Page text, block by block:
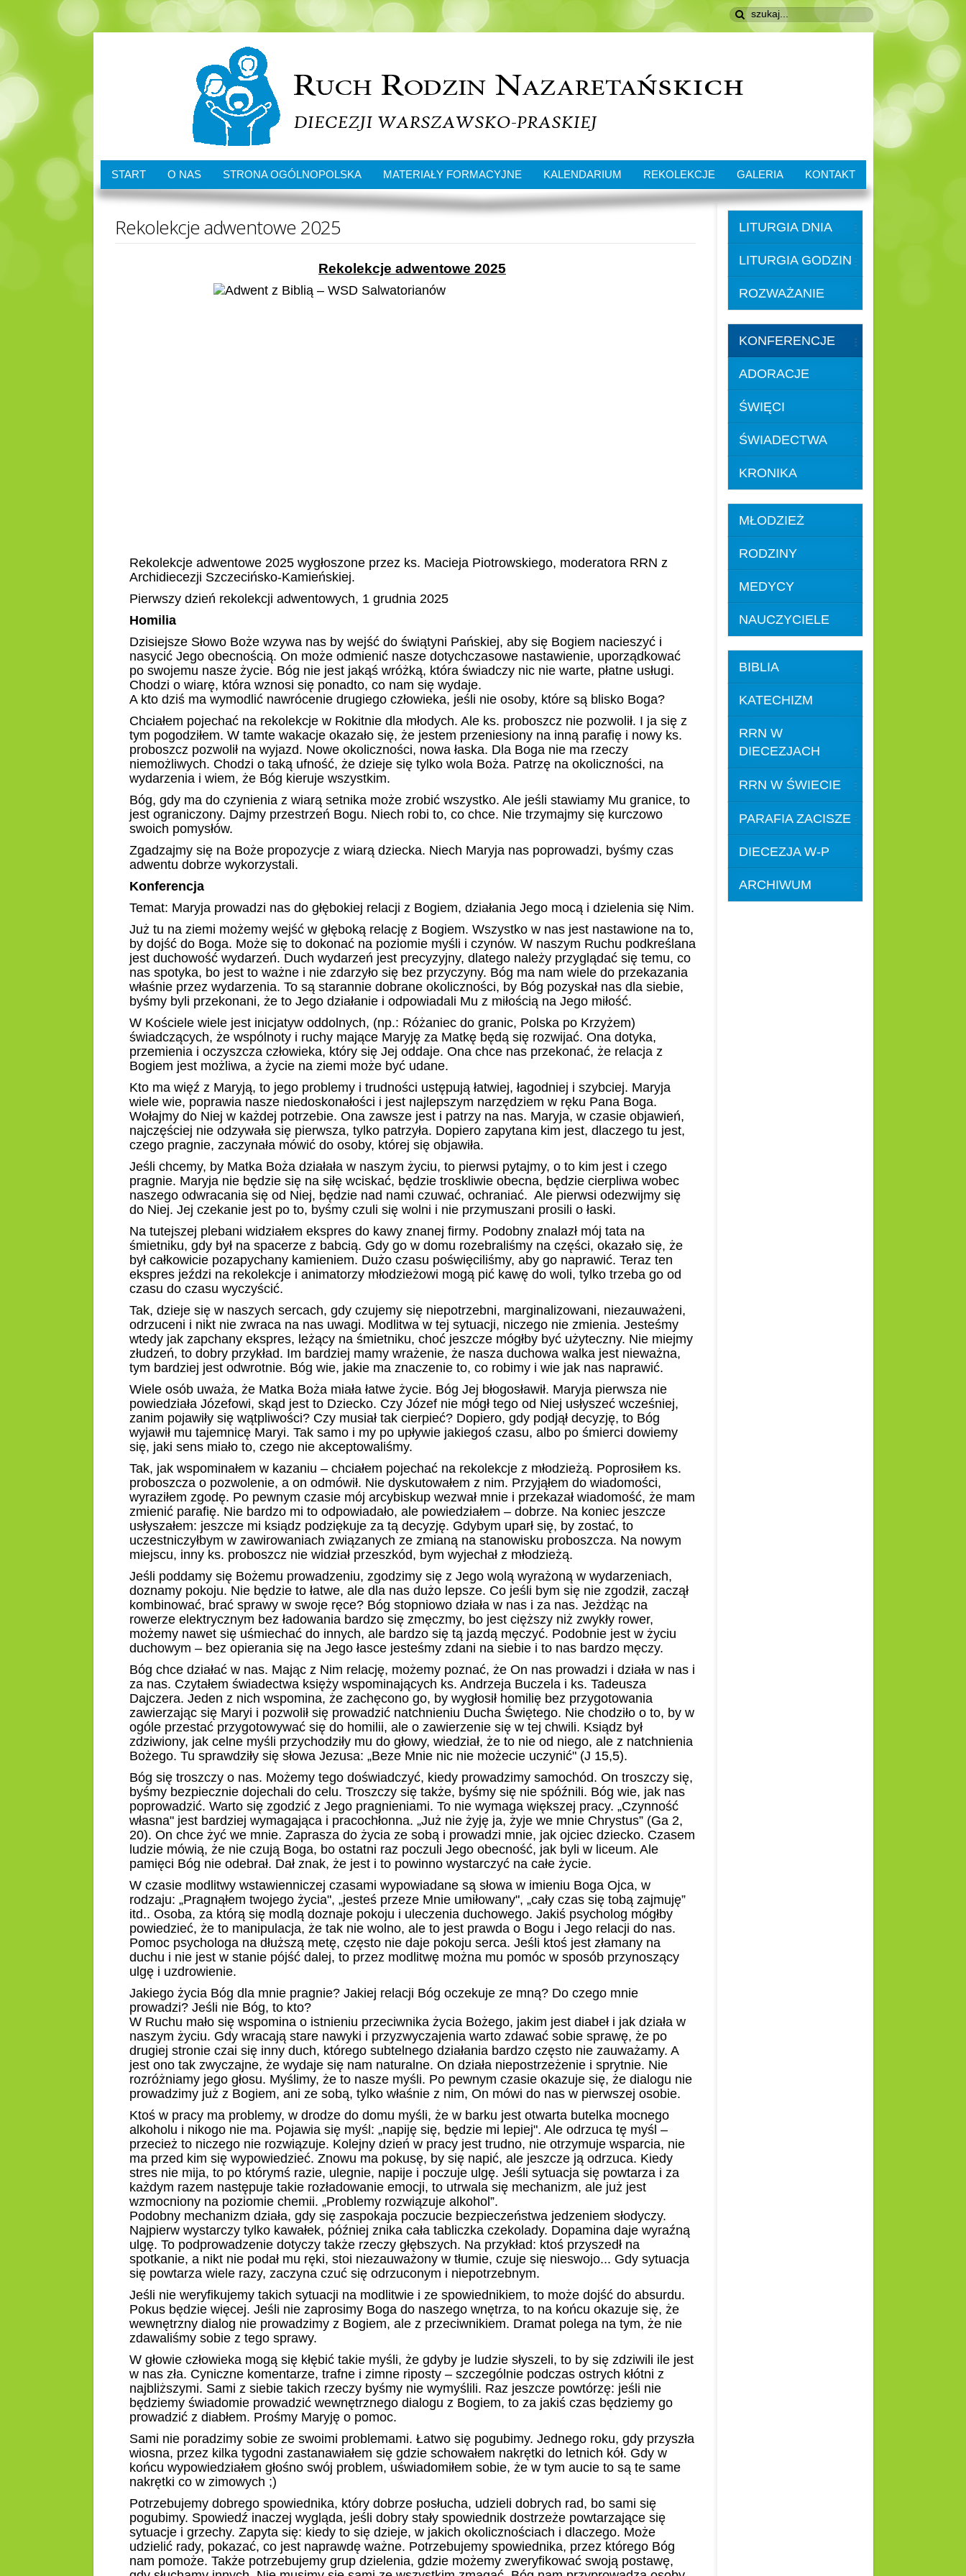
START O NAS STRONA OGÓLNOPOLSKA MATERIAŁY FORMACYJNE KALENDARIUM REKOLEKCJE GALERIA KONTAKT
Rekolekcje adwentowe 2025
Rekolekcje adwentowe 2025
Rekolekcje adwentowe 2025 wygłoszone przez ks. Macieja Piotrowskiego, moderatora RRN z
Archidiecezji Szczecińsko-Kamieńskiej.
Pierwszy dzień rekolekcji adwentowych, 1 grudnia 2025
Homilia
Dzisiejsze Słowo Boże wzywa nas by wejść do świątyni Pańskiej, aby się Bogiem nacieszyć i
nasycić Jego obecnością. On może odmienić nasze dotychczasowe nastawienie, uporządkować
po swojemu nasze życie. Bóg nie jest jakąś wróżką, która świadczy nic nie warte, płatne usługi.
Chodzi o wiarę, która wznosi się ponadto, co nam się wydaje.
A kto dziś ma wymodlić nawrócenie drugiego człowieka, jeśli nie osoby, które są blisko Boga?
Chciałem pojechać na rekolekcje w Rokitnie dla młodych. Ale ks. proboszcz nie pozwolił. I ja się z
tym pogodziłem. W tamte wakacje okazało się, że jestem przeniesiony na inną parafię i nowy ks.
proboszcz pozwolił na wyjazd. Nowe okoliczności, nowa łaska. Dla Boga nie ma rzeczy
niemożliwych. Chodzi o taką ufność, że dzieje się tylko wola Boża. Patrzę na okoliczności, na
wydarzenia i wiem, że Bóg kieruje wszystkim.
Bóg, gdy ma do czynienia z wiarą setnika może zrobić wszystko. Ale jeśli stawiamy Mu granice, to
jest ograniczony. Dajmy przestrzeń Bogu. Niech robi to, co chce. Nie trzymajmy się kurczowo
swoich pomysłów.
Zgadzajmy się na Boże propozycje z wiarą dziecka. Niech Maryja nas poprowadzi, byśmy czas
adwentu dobrze wykorzystali.
Konferencja
Temat: Maryja prowadzi nas do głębokiej relacji z Bogiem, działania Jego mocą i dzielenia się Nim.
Już tu na ziemi możemy wejść w głęboką relację z Bogiem. Wszystko w nas jest nastawione na to,
by dojść do Boga. Może się to dokonać na poziomie myśli i czynów. W naszym Ruchu podkreślana
jest duchowość wydarzeń. Duch wydarzeń jest precyzyjny, dlatego należy przyglądać się temu, co
nas spotyka, bo jest to ważne i nie zdarzyło się bez przyczyny. Bóg ma nam wiele do przekazania
właśnie przez wydarzenia. To są starannie dobrane okoliczności, by Bóg pozyskał nas dla siebie,
byśmy byli przekonani, że to Jego działanie i odpowiadali Mu z miłością na Jego miłość.
W Kościele wiele jest inicjatyw oddolnych, (np.: Różaniec do granic, Polska po Krzyżem)
świadczących, że wspólnoty i ruchy mające Maryję za Matkę będą się rozwijać. Ona dotyka,
przemienia i oczyszcza człowieka, który się Jej oddaje. Ona chce nas przekonać, że relacja z
Bogiem jest możliwa, a życie na ziemi może być udane.
Kto ma więź z Maryją, to jego problemy i trudności ustępują łatwiej, łagodniej i szybciej. Maryja
wiele wie, poprawia nasze niedoskonałości i jest najlepszym narzędziem w ręku Pana Boga.
Wołajmy do Niej w każdej potrzebie. Ona zawsze jest i patrzy na nas. Maryja, wczasie objawień,
najczęściej nie odzywała się pierwsza, tylko patrzyła. Dopiero zapytana kim jest, dlaczego tu jest,
czego pragnie, zaczynała mówić do osoby, której się objawiła.
Jeśli chcemy, by Matka Boża działała w naszym życiu, to pierwsi pytajmy, o to kim jest i czego
pragnie. Maryja nie będzie się na siłę wciskać, będzie troskliwie obecna, będzie cierpliwa wobec
naszego odwracania się od Niej, będzie nad nami czuwać, ochraniać. Ale pierwsi odezwijmy się
do Niej. Jej czekanie jest po to, byśmy czuli się wolni i nie przymuszani prosili o łaski.
Na tutejszej plebani widziałem ekspres do kawy znanej firmy. Podobny znalazł mój tata na
śmietniku, gdy był na spacerze z babcią. Gdy go w domu rozebraliśmy na części, okazało się, że
był całkowicie pozapychany kamieniem. Dużo czasu poświęciliśmy, aby go naprawić. Teraz ten
ekspres jeździ na rekolekcje i animatorzy młodzieżowi mogą pić kawę do woli, tylko trzeba go od
czasu do czasu wyczyścić.
Tak, dzieje się w naszych sercach, gdy czujemy się niepotrzebni, marginalizowani, niezauważeni,
odrzuceni i nikt nie zwraca na nas uwagi. Modlitwa w tej sytuacji, niczego nie zmienia. Jesteśmy
wtedy jak zapchany ekspres, leżący na śmietniku, choć jeszcze mógłby być użyteczny. Nie miejmy
złudzeń, to dobry przykład. Im bardziej mamy wrażenie, że nasza duchowa walka jest nieważna,
tym bardziej jest odwrotnie. Bóg wie, jakie ma znaczenie to, co robimy i wie jak nas naprawić.
Wiele osób uważa, że Matka Boża miała łatwe życie. Bóg Jej błogosławił. Maryja pierwsza nie
powiedziała Józefowi, skąd jest to Dziecko. Czy Józef nie mógł tego od Niej usłyszeć wcześniej,
zanim pojawiły się wątpliwości? Czy musiał tak cierpieć? Dopiero, gdy podjął decyzję, to Bóg
wyjawił mu tajemnicę Maryi. Tak samo i my po upływie jakiegoś czasu, albo po śmierci dowiemy
się, jaki sens miało to, czego nie akceptowaliśmy.
Tak, jak wspominałem w kazaniu – chciałem pojechać na rekolekcje z młodzieżą. Poprosiłem ks.
proboszcza o pozwolenie, a on odmówił. Nie dyskutowałem z nim. Przyjąłem do wiadomości,
wyraziłem zgodę. Po pewnym czasie mój arcybiskup wezwał mnie i przekazał wiadomość, że mam
zmienić parafię. Nie bardzo mi to odpowiadało, ale powiedziałem – dobrze. Na koniec jeszcze
usłyszałem: jeszcze mi ksiądz podziękuje za tą decyzję. Gdybym uparł się, by zostać, to
uczestniczyłbym w zawirowaniach związanych ze zmianą na stanowisku proboszcza. Na nowym
miejscu, inny ks. proboszcz nie widział przeszkód, bym wyjechał z młodzieżą.
Jeśli poddamy się Bożemu prowadzeniu, zgodzimy się z Jego wolą wyrażoną w wydarzeniach,
doznamy pokoju. Nie będzie to łatwe, ale dla nas dużo lepsze. Co jeśli bym się nie zgodził, zaczął
kombinować, brać sprawy w swoje ręce? Bóg stopniowo działa w nas i za nas. Jeżdżąc na
rowerze elektrycznym bez ładowania bardzo się zmęczmy, bo jest cięższy niż zwykły rower,
możemy nawet się uśmiechać do innych, ale bardzo się tą jazdą męczyć. Podobnie jest w życiu
duchowym – bez opierania się na Jego łasce jesteśmy zdani na siebie i to nas bardzo męczy.
Bóg chce działać w nas. Mając z Nim relację, możemy poznać, że On nas prowadzi i działa w nas i
za nas. Czytałem świadectwa księży wspominających ks. Andrzeja Buczela i ks. Tadeusza
Dajczera. Jeden z nich wspomina, że zachęcono go, by wygłosił homilię bez przygotowania
zawierzając się Maryi i pozwolił się prowadzić natchnieniu Ducha Świętego. Nie chodziło o to, by w
ogóle przestać przygotowywać się do homilii, ale o zawierzenie się w tej chwili. Ksiądz był
zdziwiony, jak celne myśli przychodziły mu do głowy, wiedział, że to nie od niego, ale z natchnienia
Bożego. Tu sprawdziły się słowa Jezusa: „Beze Mnie nic nie możecie uczynić" (J 15,5).
Bóg się troszczy o nas. Możemy tego doświadczyć, kiedy prowadzimy samochód. On troszczy się,
byśmy bezpiecznie dojechali do celu. Troszczy się także, byśmy się nie spóźnili. Bóg wie, jak nas
poprowadzić. Warto się zgodzić z Jego pragnieniami. To nie wymaga większej pracy. „Czynność
własna" jest bardziej wymagająca i pracochłonna. „Już nie żyję ja, żyje we mnie Chrystus” (Ga 2,
20). On chce żyć we mnie. Zaprasza do życia ze sobą i prowadzi mnie, jak ojciec dziecko. Czasem
ludzie mówią, że nie czują Boga, bo ostatni raz poczuli Jego obecność, jak byli w liceum. Ale
pamięci Bóg nie odebrał. Dał znak, że jest i to powinno wystarczyć na całe życie.
W czasie modlitwy wstawienniczej czasami wypowiadane są słowa w imieniu Boga Ojca, w
rodzaju: „Pragnąłem twojego życia", „jesteś przeze Mnie umiłowany", „cały czas się tobą zajmuję”
itd.. Osoba, za którą się modlą doznaje pokoju i uleczenia duchowego. Jakiś psycholog mógłby
powiedzieć, że to manipulacja, że tak nie wolno, ale to jest prawda o Bogu i Jego relacji do nas.
Pomoc psychologa na dłuższą metę, często nie daje pokoju serca. Jeśli ktoś jest złamany na
duchu i nie jest w stanie pójść dalej, to przez modlitwę można mu pomóc w sposób przynoszący
ulgę i uzdrowienie.
Jakiego życia Bóg dla mnie pragnie? Jakiej relacji Bóg oczekuje ze mną? Do czego mnie
prowadzi? Jeśli nie Bóg, to kto?
W Ruchu mało się wspomina o istnieniu przeciwnika życia Bożego, jakim jest diabeł i jak działa w
naszym życiu. Gdy wracają stare nawyki i przyzwyczajenia warto zdawać sobie sprawę, że po
drugiej stronie czai się inny duch, którego subtelnego działania bardzo często nie zauważamy. A
jest ono tak zwyczajne, że wydaje się nam naturalne. On działa niepostrzeżenie i sprytnie. Nie
rozróżniamy jego głosu. Myślimy, że to nasze myśli. Po pewnym czasie okazuje się, że dialogu nie
prowadzimy już z Bogiem, ani ze sobą, tylko właśnie z nim, On mówi do nas w pierwszej osobie.
Ktoś w pracy ma problemy, w drodze do domu myśli, że w barku jest otwarta butelka mocnego
alkoholu i nikogo nie ma. Pojawia się myśl: „napiję się, będzie mi lepiej". Ale odrzuca tę myśl –
przecież to niczego nie rozwiązuje. Kolejny dzień w pracy jest trudno, nie otrzymuje wsparcia, nie
ma przed kim się wypowiedzieć. Znowu ma pokusę, by się napić, ale jeszcze ją odrzuca. Kiedy
stres nie mija, to po którymś razie, ulegnie, napije i poczuje ulgę. Jeśli sytuacja się powtarza i za
każdym razem następuje takie rozładowanie emocji, to utrwala się mechanizm, ale już jest
wzmocniony na poziomie chemii. „Problemy rozwiązuje alkohol”.
Podobny mechanizm działa, gdy się zaspokaja poczucie bezpieczeństwa jedzeniem słodyczy.
Najpierw wystarczy tylko kawałek, później znika cała tabliczka czekolady. Dopamina daje wyraźną
ulgę. To podprowadzenie dotyczy także rzeczy głębszych. Na przykład: ktoś przyszedł na
spotkanie, a nikt nie podał mu ręki, stoi niezauważony w tłumie, czuje się nieswojo... Gdy sytuacja
się powtarza wiele razy, zaczyna czuć się odrzuconym i niepotrzebnym.
Jeśli nie weryfikujemy takich sytuacji na modlitwie i ze spowiednikiem, to może dojść do absurdu.
Pokus będzie więcej. Jeśli nie zaprosimy Boga do naszego wnętrza, to na końcu okazuje się, że
wewnętrzny dialog nie prowadzimy z Bogiem, ale z przeciwnikiem. Dramat polega na tym, że nie
zdawaliśmy sobie z tego sprawy.
W głowie człowieka mogą się kłębić takie myśli, że gdyby je ludzie słyszeli, to by się zdziwili ile jest
w nas zła. Cyniczne komentarze, trafne i zimne riposty – szczególnie podczas ostrych kłótni z
najbliższymi. Sami z siebie takich rzeczy byśmy nie wymyślili. Raz jeszcze powtórzę: jeśli nie
będziemy świadomie prowadzić wewnętrznego dialogu z Bogiem, to za jakiś czas będziemy go
prowadzić z diabłem. Prośmy Maryję o pomoc.
Sami nie poradzimy sobie ze swoimi problemami. Łatwo się pogubimy. Jednego roku, gdy przyszła
wiosna, przez kilka tygodni zastanawiałem się gdzie schowałem nakrętki do letnich kół. Gdy w
końcu wypowiedziałem głośno swój problem, uświadomiłem sobie, że w tym aucie to są te same
nakrętki co w zimowych ;)
Potrzebujemy dobrego spowiednika, który dobrze posłucha, udzieli dobrych rad, bo sami się
pogubimy. Spowiedź inaczej wygląda, jeśli dobry stały spowiednik dostrzeże powtarzające się
sytuacje i grzechy. Zapyta się: kiedy to się dzieje, w jakich okolicznościach i dlaczego. Może
udzielić rady, pokazać, co jest naprawdę ważne. Potrzebujemy spowiednika, przez którego Bóg
nam pomoże. Także potrzebujemy grup dzielenia, gdzie możemy zweryfikować swoją postawę,
LITURGIA DNIA
LITURGIA GODZIN
ROZWAŻANIE
KONFERENCJE
ADORACJE
ŚWIĘCI
ŚWIADECTWA
KRONIKA
MŁODZIEŻ
RODZINY
MEDYCY
NAUCZYCIELE
BIBLIA
KATECHIZM
RRN W
DIECEZJACH
RRN W ŚWIECIE
PARAFIA ZACISZE
DIECEZJA W-P
ARCHIWUM